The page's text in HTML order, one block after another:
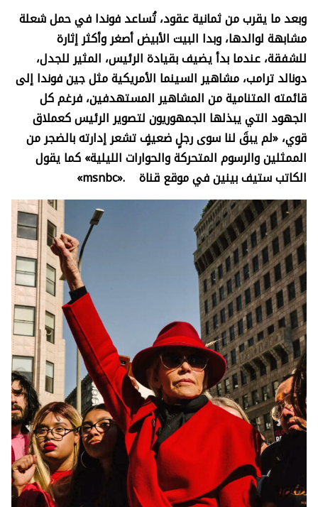
وبعد ما يقرب من ثمانية عقود، تُساعد فوندا في حمل شعلة
مشابهة لوالدها، وبدا البيت الأبيض أصغر وأكثر إثارة
للشفقة، عندما بدأ يضيف بقيادة الرئيس، المثير للجدل،
دونالد ترامب، مشاهير السينما الأمريكية مثل جين فوندا إلى
قائمته المتنامية من المشاهير المستهدفين، فرغم كل
الجهود التي يبذلها الجمهوريون لتصوير الرئيس كعملاق
قوي، «لم يبقَ لنا سوى رجلٍ ضعيفٍ تشعر إدارته بالضجر من
الممثلين والرسوم المتحركة والحوارات الليلية» كما يقول
الكاتب ستيف بينين في موقع قناة .«msnbc»